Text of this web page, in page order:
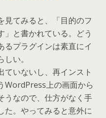
見てみると、「目的のフ
」と書かれている。どう
るプラグインは素直にイ
い。
ていないし、再インスト
WordPress上の画面から
うなので、仕方がなく手
た。やってみると意外に